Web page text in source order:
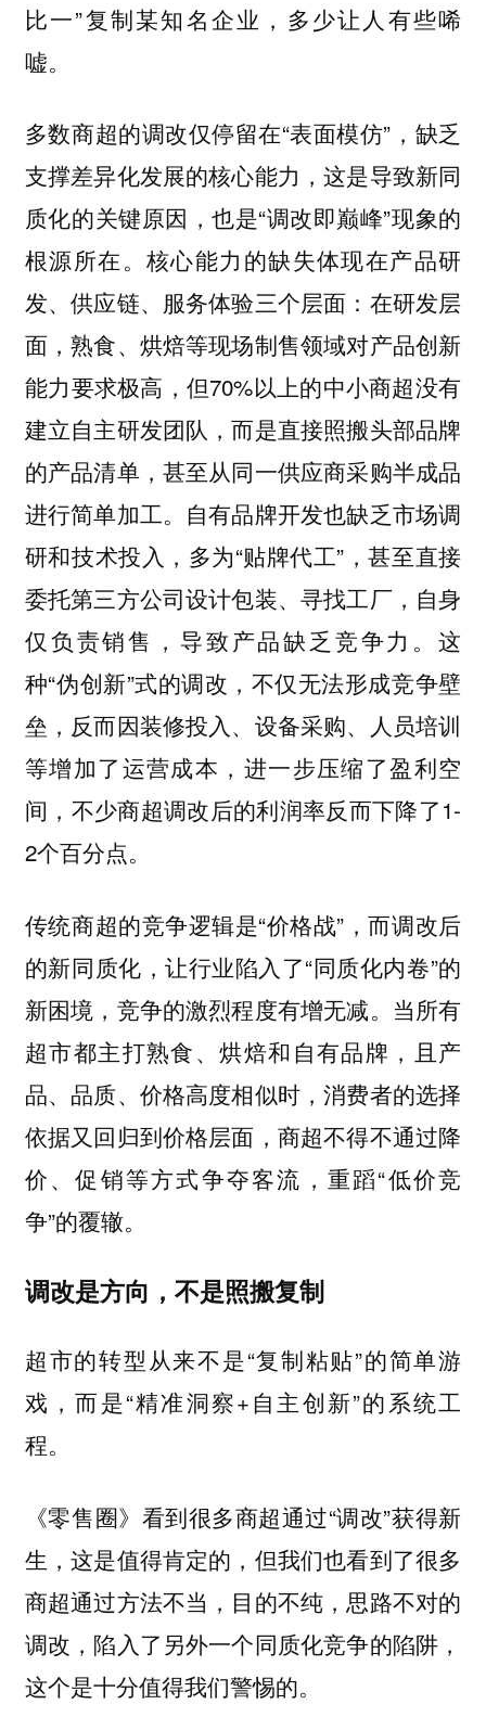
比一”复制某知名企业，多少让人有些唏
嘘。
多数商超的调改仅停留在“表面模仿”，缺乏
支撑差异化发展的核心能力，这是导致新同
质化的关键原因，也是“调改即巅峰”现象的
根源所在。核心能力的缺失体现在产品研
发、供应链、服务体验三个层面：在研发层
面，熟食、烘焙等现场制售领域对产品创新
能力要求极高，但70%以上的中小商超没有
建立自主研发团队，而是直接照搬头部品牌
的产品清单，甚至从同一供应商采购半成品
进行简单加工。自有品牌开发也缺乏市场调
研和技术投入，多为“贴牌代工”，甚至直接
委托第三方公司设计包装、寻找工厂，自身
仅负责销售，导致产品缺乏竞争力。这
种“伪创新”式的调改，不仅无法形成竞争壁
垒，反而因装修投入、设备采购、人员培训
等增加了运营成本，进一步压缩了盈利空
间，不少商超调改后的利润率反而下降了1-
2个百分点。
传统商超的竞争逻辑是“价格战”，而调改后
的新同质化，让行业陷入了“同质化内卷”的
新困境，竞争的激烈程度有增无减。当所有
超市都主打熟食、烘焙和自有品牌，且产
品、品质、价格高度相似时，消费者的选择
依据又回归到价格层面，商超不得不通过降
价、促销等方式争夺客流，重蹈“低价竞
争”的覆辙。
调改是方向，不是照搬复制
超市的转型从来不是“复制粘贴”的简单游
戏，而是“精准洞察+自主创新”的系统工
程。
《零售圈》看到很多商超通过“调改”获得新
生，这是值得肯定的，但我们也看到了很多
商超通过方法不当，目的不纯，思路不对的
调改，陷入了另外一个同质化竞争的陷阱，
这个是十分值得我们警惕的。